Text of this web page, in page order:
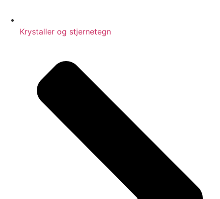
Krystaller og stjernetegn